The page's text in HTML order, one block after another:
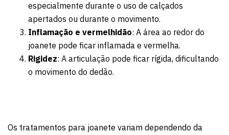
especialmente durante o uso de calçados
apertados ou durante o movimento.
Inflamação e vermelhidão: A área ao redor do
joanete pode ficar inflamada e vermelha.
Rigidez: A articulação pode ficar rígida, dificultando
o movimento do dedão.
Os tratamentos para joanete variam dependendo da